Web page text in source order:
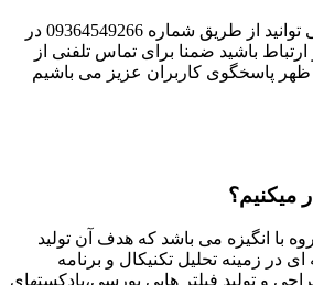
شما برای ارتباط با ما می توانید از طریق شماره 09364549266 در
ارتباط باشید ضمنا برای تماس تلفنی از
میکنیم؟
انگیزه می باشد که هدف آن تولید
در زمینه تحلیل تکنیکال و برنامه
و تولید فیلتر هایی بورسی،پادکستهای